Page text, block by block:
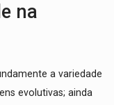
na
a variedade
evolutivas; ainda